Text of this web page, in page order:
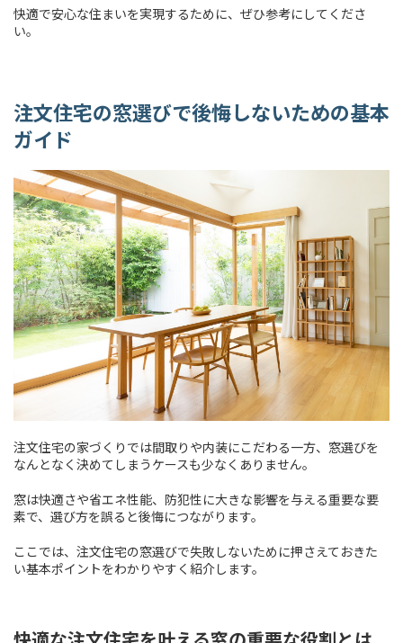
快適で安心な住まいを実現するために、ぜひ参考にしてくださ
い。
注文住宅の窓選びで後悔しないための基本
ガイド
注文住宅の家づくりでは間取りや内装にこだわる一方、窓選びを
なんとなく決めてしまうケースも少なくありません。
窓は快適さや省エネ性能、防犯性に大きな影響を与える重要な要
素で、選び方を誤ると後悔につながります。
ここでは、注文住宅の窓選びで失敗しないために押さえておきた
い基本ポイントをわかりやすく紹介します。